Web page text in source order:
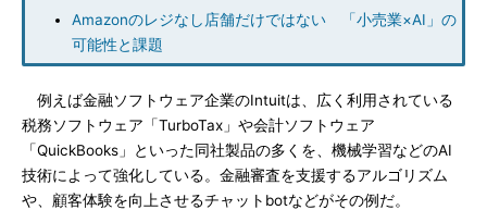
Amazonのレジなし店舗だけではない 「小売業×AI」の
可能性と課題
例えば金融ソフトウェア企業のIntuitは、広く利用されている
税務ソフトウェア「TurboTax」や会計ソフトウェア
「QuickBooks」といった同社製品の多くを、機械学習などのAI
技術によって強化している。金融審査を支援するアルゴリズム
や、顧客体験を向上させるチャットbotなどがその例だ。